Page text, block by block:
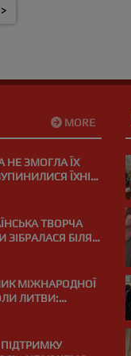
>
MORE
ЗМОГЛА ЇХ
ЇХНІ
ТВОРЧА
ЗІБРАЛАСЯ БІЛЯ
МІЖНАРОДНОЇ
ЛИТВИ: